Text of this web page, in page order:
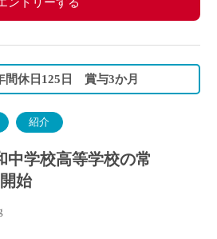
ントリーする
休日125日 賞与3か月
紹介
中学校高等学校の常
始